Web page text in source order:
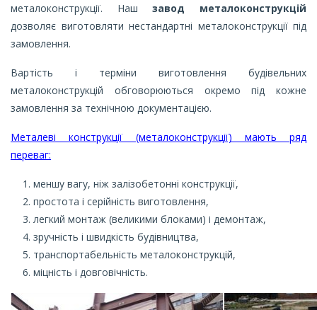
металоконструкції. Нашзавод металоконструкцій
дозволяє виготовляти нестандартні металоконструкції під
замовлення.
Вартість і терміни виготовлення будівельних
металоконструкцій обговорюються окремо під кожне
замовлення за технічною документацією.
Металеві конструкції (металоконструкції) мають ряд
переваг:
меншу вагу, ніж залізобетонні конструкції,
простота і серійність виготовлення,
легкий монтаж (великими блоками) і демонтаж,
зручність і швидкість будівництва,
транспортабельність металоконструкцій,
міцність і довговічність.